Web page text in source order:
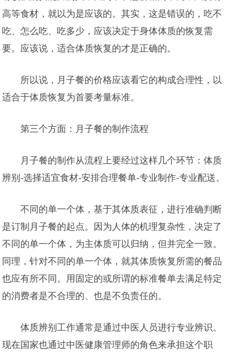
高等食材，就以为是应该的。其实，这是错误的，吃不
吃、怎么吃、吃多少，应该决定于身体体质的恢复需
要。应该说，适合体质恢复的才是正确的。
所以说，月子餐的价格应该看它的构成合理性，以
适合于体质恢复为首要考量标准。
第三个方面：月子餐的制作流程
月子餐的制作从流程上要经过这样几个环节：体质
辨别-选择适宜食材-安排合理餐单-专业制作-专业配送。
不同的单一个体，基于其体质表征，进行准确判断
是订制月子餐的起点。因为人体的机理复杂性，决定了
不同的单一个体，为主体质可以归纳，但并完全一致。
同理，针对不同的单一个体，就其体质恢复所需的餐品
也应有所不同。用固定的或所谓的标准餐单去满足特定
的消费者是不合理的、也是不负责任的。
体质辨别工作通常是通过中医人员进行专业辨识。
现在国家也通过中医健康管理师的角色来承担这个职